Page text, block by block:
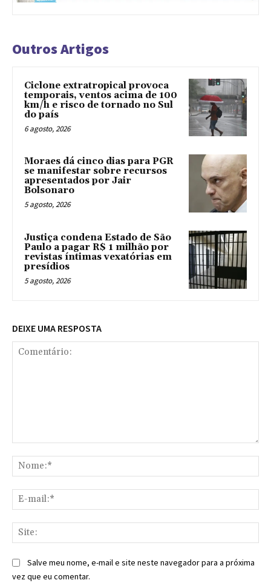
Outros Artigos
Ciclone extratropical provoca
temporais, ventos acima de 100
km/h e risco de tornado no Sul
do país
6 agosto, 2026
Moraes dá cinco dias para PGR
se manifestar sobre recursos
apresentados por Jair
Bolsonaro
5 agosto, 2026
Justiça condena Estado de São
Paulo a pagar R$ 1 milhão por
revistas íntimas vexatórias em
presídios
5 agosto, 2026
DEIXE UMA RESPOSTA
Salve meu nome, e-mail e site neste navegador para a próxima
vez que eu comentar.